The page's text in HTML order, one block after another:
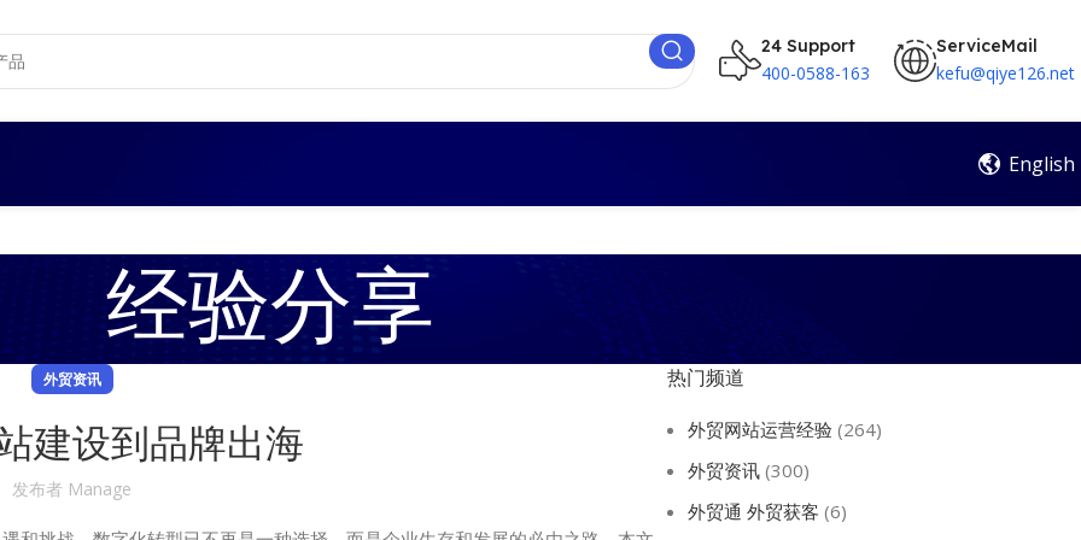
24 Support
400-0588-163
ServiceMail
kefu@qiye126.net
English
经验分享
外贸资讯
建设到品牌出海
发布者 Manage
热门频道
外贸网站运营经验(264)
外贸资讯(300)
外贸通 外贸获客 (6)